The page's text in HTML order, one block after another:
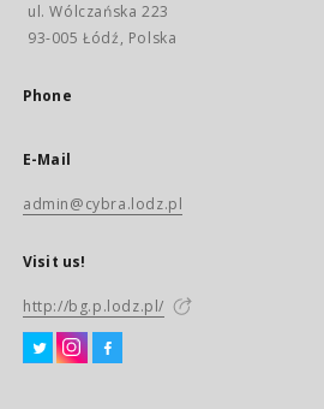
ul. Wólczańska 223
93-005 Łódź, Polska
Phone
E-Mail
admin@cybra.lodz.pl
Visit us!
http://bg.p.lodz.pl/